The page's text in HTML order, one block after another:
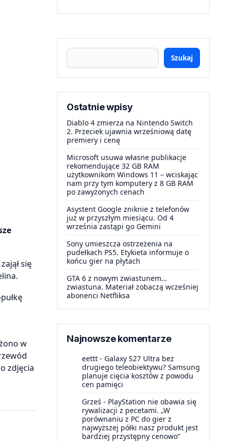
się
w
zdjęcia
Szukaj
Ostatnie wpisy
Diablo 4 zmierza na Nintendo Switch
2. Przeciek ujawnia wrześniową datę
premiery i cenę
Microsoft usuwa własne publikacje
rekomendujące 32 GB RAM
użytkownikom Windows 11 – wciskając
nam przy tym komputery z 8 GB RAM
po zawyżonych cenach
Asystent Google zniknie z telefonów
już w przyszłym miesiącu. Od 4
września zastąpi go Gemini
Sony umieszcza ostrzeżenia na
pudełkach PS5. Etykieta informuje o
końcu gier na płytach
GTA 6 z nowym zwiastunem…
zwiastuna. Materiał zobaczą wcześniej
abonenci Netfliksa
Najnowsze komentarze
eettt - Galaxy S27 Ultra bez
drugiego teleobiektywu? Samsung
planuje cięcia kosztów z powodu
cen pamięci
Grześ - PlayStation nie obawia się
rywalizacji z pecetami. „W
porównaniu z PC do gier z
najwyższej półki nasz produkt jest
bardziej przystępny cenowo”